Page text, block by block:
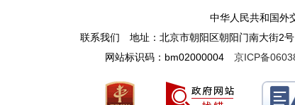
中华人民共和国
联系我们 地址：北京市朝阳区朝阳门南大街
网站标识码：bm02000004 京ICP备